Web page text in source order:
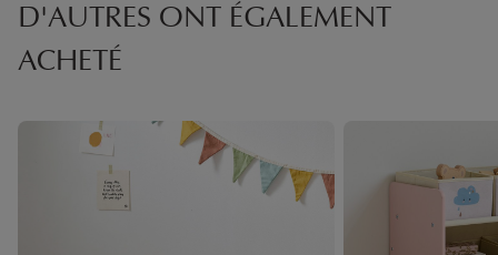
D'AUTRES ONT ÉGALEMENT
ACHETÉ